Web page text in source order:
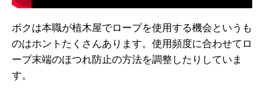
ボクは本職が植木屋でロープを使用する機会というも
のはホントたくさんあります。使用頻度に合わせてロ
ープ末端のほつれ防止の方法を調整したりしていま
す。